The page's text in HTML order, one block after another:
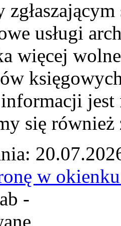
usługi
więcej
jest
się
w